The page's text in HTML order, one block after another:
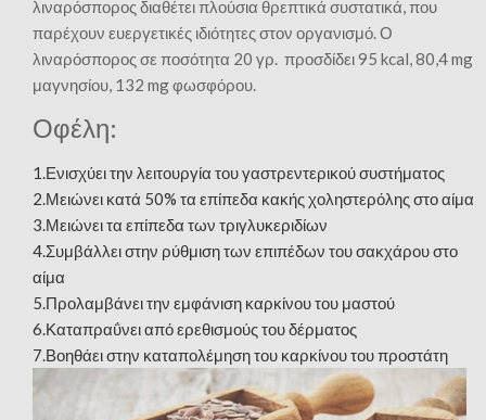
λιναρόσπορος διαθέτει πλούσια θρεπτικά συστατικά, που
παρέχουν ευεργετικές ιδιότητες στον οργανισμό. Ο
λιναρόσπορος σε ποσότητα 20 γρ. προσδίδει 95 kcal, 80,4 mg
μαγνησίου, 132 mg φωσφόρου.
Οφέλη:
1.Ενισχύει την λειτουργία του γαστρεντερικού συστήματος
2.Μειώνει κατά 50% τα επίπεδα κακής χοληστερόλης στο αίμα
3.Μειώνει τα επίπεδα των τριγλυκεριδίων
4.Συμβάλλει στην ρύθμιση των επιπέδων του σακχάρου στο
αίμα
5.Προλαμβάνει την εμφάνιση καρκίνου του μαστού
6.Καταπραΰνει από ερεθισμούς του δέρματος
7.Βοηθάει στην καταπολέμηση του καρκίνου του προστάτη